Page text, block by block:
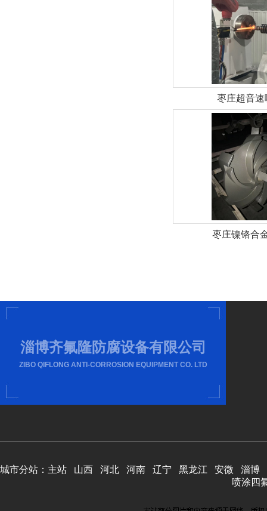
枣庄超音速
枣庄镍铬合
淄博齐氟隆防腐设备有限公司
ZIBO QIFLONG ANTI-CORROSION EQUIPMENT CO. LTD
城市分站： 主站 山西 河北 河南 辽宁 黑龙江 安微
淄博
喷涂四